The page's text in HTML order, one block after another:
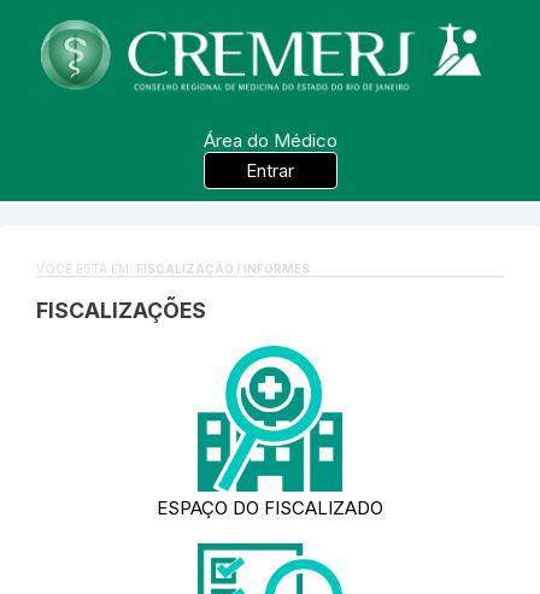
Área do Médico
Entrar
VOCÊ ESTÁ EM: FISCALIZAÇÃO / INFORMES
FISCALIZAÇÕES
ESPAÇO DO FISCALIZADO